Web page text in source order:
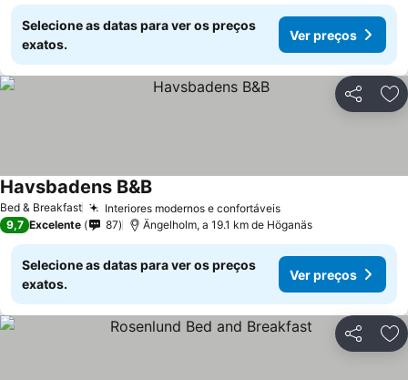
Selecione as datas para ver os preços
exatos.
Ver preços
Partilhar
Bed & Breakfast Interiores modernos e confortáveisVer preços
Havsbadens B&BVer preços
9,7 Excelente 87 Ängelholm, a 19.1 km de Höganäs
Selecione as datas para ver os preços
exatos.
Ver preços
Partilhar